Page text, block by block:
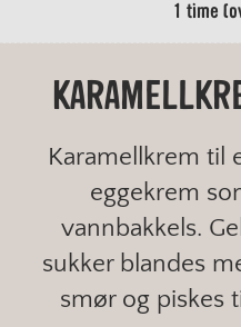
1 time
Karamellkrem til
eggekrem
vannbakkels.
sukker blandes
smør og piskes